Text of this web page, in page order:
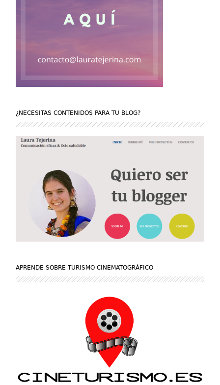
¿NECESITAS CONTENIDOS PARA TU BLOG?
APRENDE SOBRE TURISMO CINEMATOGRÁFICO